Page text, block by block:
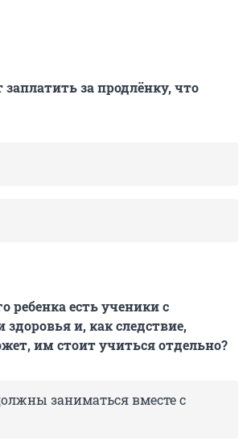
за продлёнку, что
ребенка есть ученики с
здоровья и, как следствие,
им стоит учиться отдельно?
заниматься вместе с